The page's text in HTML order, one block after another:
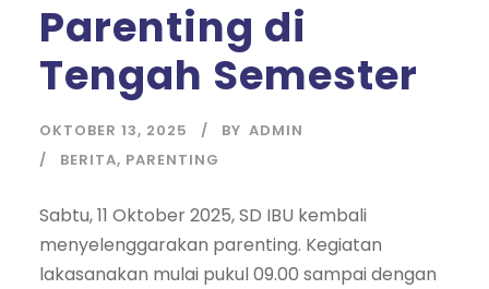
Parenting di
Tengah Semester
OKTOBER 13, 2025 BY ADMIN
BERITA, PARENTING
Sabtu, 11 Oktober 2025, SD IBU kembali
menyelenggarakan parenting. Kegiatan
lakasanakan mulai pukul 09.00 sampai dengan